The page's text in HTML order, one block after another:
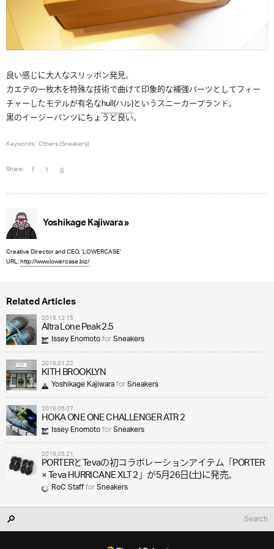
良い感じに大人なスリッポン発見。
カエデの一枚木を特殊な技術で曲げて印象的な補強パーツとしてフィー
チャーしたモデルが有名なhull(ハル)というスニーカーブランド。
黒のイージーパンツにちょうど良い。
Keywords: Others (Sneakers)
Share:
Yoshikage Kajiwara »
Creative Director and CEO, ‘LOWERCASE’
URL:http://www.lowercase.biz/
Related Articles
2015.12.15
Altra Lone Peak 2.5
Issey EnomotoforSneakers
2016.01.22
KITH BROOKLYN
Yoshikage KajiwaraforSneakers
2016.05.07
HOKA ONE ONE CHALLENGER ATR 2
Issey EnomotoforSneakers
2018.05.21
PORTERとTevaの初コラボレーションアイテム「PORTER
× Teva HURRICANE XLT 2」が5月26日(土)に発売。
RoC StaffforSneakers